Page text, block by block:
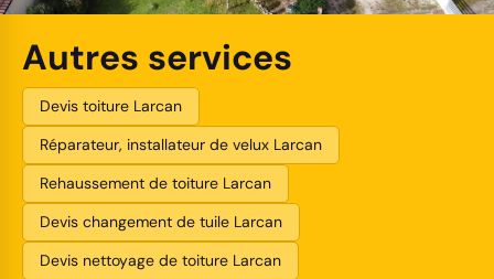
Autres services
Devis toiture Larcan
Réparateur, installateur de velux Larcan
Rehaussement de toiture Larcan
Devis changement de tuile Larcan
Devis nettoyage de toiture Larcan